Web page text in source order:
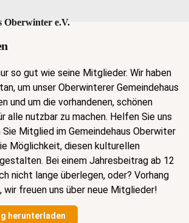
Oberwinter e.V.
so gut wie seine Mitglieder. Wir haben
um unser Oberwinterer Gemeindehaus
und um die vorhandenen, schönen
alle nutzbar zu machen. Helfen Sie uns
Sie Mitglied im Gemeindehaus Oberwiter
Möglichkeit, diesen kulturellen
Bei einem Jahresbeitrag ab 12
nicht lange überlegen, oder? Vorhang
wir freuen uns über neue Mitglieder!
herunterladen